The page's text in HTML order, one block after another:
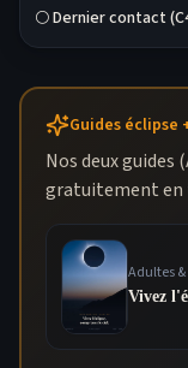
🌕 Dernier contact
Guides
Nos deux
gratuitement en
Adultes
Vivez